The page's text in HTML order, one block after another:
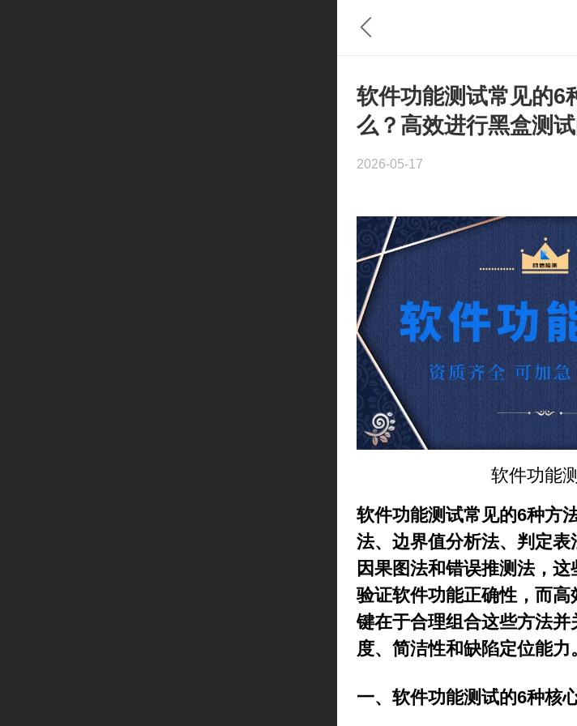
软件功能测试常见的6
么？高效进行黑盒测
2026-05-17
软件功能
软件功能测试常见的6种方
法、边界值分析法、判定表
因果图法和错误推测法，
验证软件功能正确性，而
键在于合理组合这些方法
度、简洁性和缺陷定位能力
一、软件功能测试的6种核